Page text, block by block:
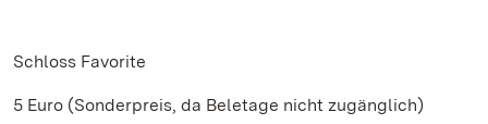
Schloss Favorite
5 Euro (Sonderpreis, da Beletage nicht zugänglich)